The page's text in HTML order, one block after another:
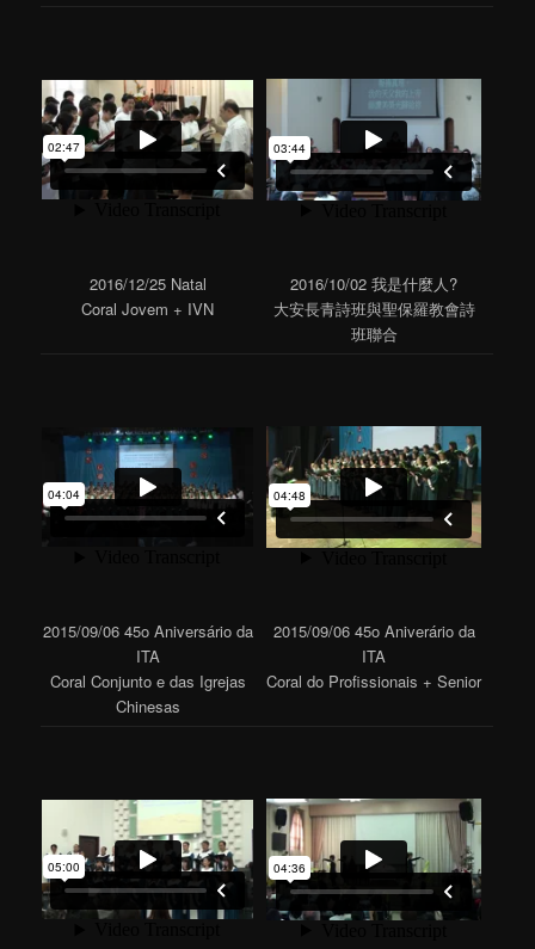
2016/12/25 Natal
Coral Jovem + IVN
2016/10/02 我是什麼人?
大安長青詩班與聖保羅教會詩
班聯合
2015/09/06 45o Aniversário da
ITA
Coral Conjunto e das Igrejas
Chinesas
2015/09/06 45o Aniverário da
ITA
Coral do Profissionais + Senior